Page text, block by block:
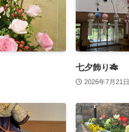
七夕飾り🎋
2026年7月21日